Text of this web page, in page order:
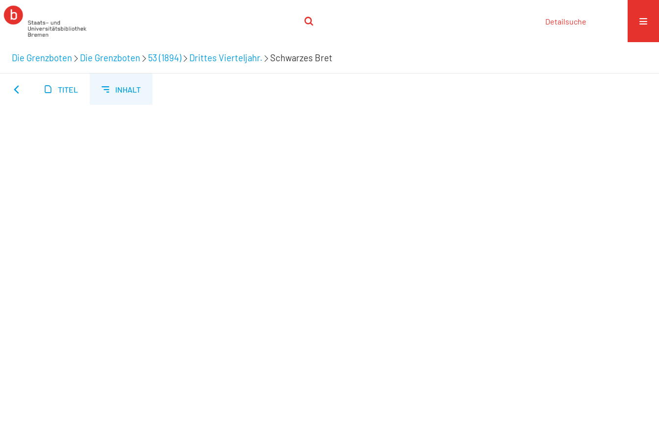
Detailsuche
Die Grenzboten Die Grenzboten 53 (1894) Drittes Vierteljahr. Schwarzes Bret
TITEL INHALT